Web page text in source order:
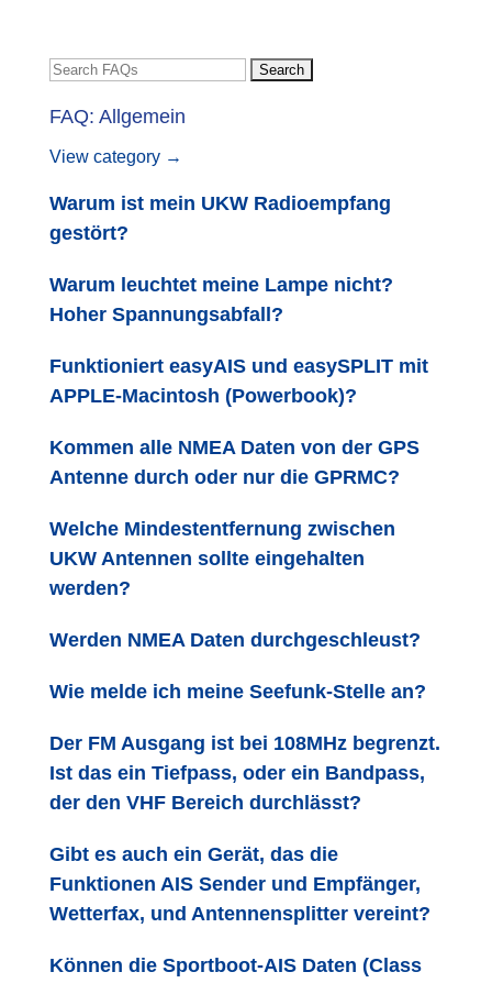
FAQ: Allgemein
View category →
Warum ist mein UKW Radioempfang
gestört?
Warum leuchtet meine Lampe nicht?
Hoher Spannungsabfall?
Funktioniert easyAIS und easySPLIT mit
APPLE-Macintosh (Powerbook)?
Kommen alle NMEA Daten von der GPS
Antenne durch oder nur die GPRMC?
Welche Mindestentfernung zwischen
UKW Antennen sollte eingehalten
werden?
Werden NMEA Daten durchgeschleust?
Wie melde ich meine Seefunk-Stelle an?
Der FM Ausgang ist bei 108MHz begrenzt.
Ist das ein Tiefpass, oder ein Bandpass,
der den VHF Bereich durchlässt?
Gibt es auch ein Gerät, das die
Funktionen AIS Sender und Empfänger,
Wetterfax, und Antennensplitter vereint?
Können die Sportboot-AIS Daten (Class